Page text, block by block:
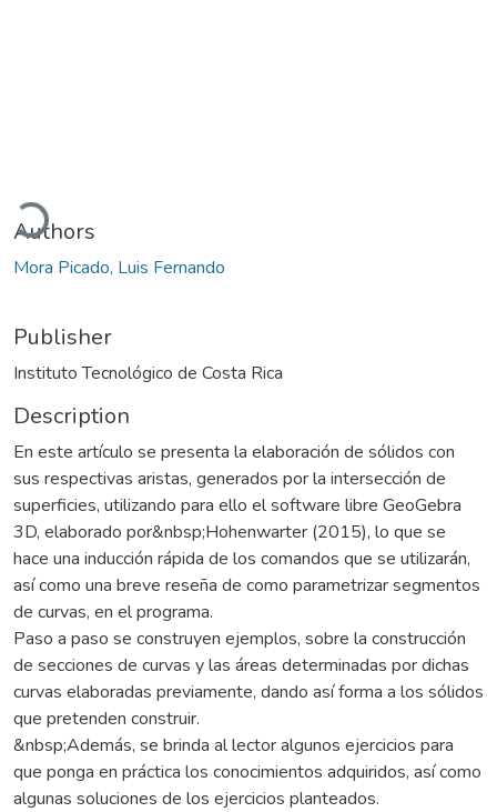
Authors
Mora Picado, Luis Fernando
Publisher
Instituto Tecnológico de Costa Rica
Description
En este artículo se presenta la elaboración de sólidos con
sus respectivas aristas, generados por la intersección de
superficies, utilizando para ello el software libre GeoGebra
3D, elaborado por&nbsp;Hohenwarter (2015), lo que se
hace una inducción rápida de los comandos que se utilizarán,
así como una breve reseña de como parametrizar segmentos
de curvas, en el programa.
Paso a paso se construyen ejemplos, sobre la construcción
de secciones de curvas y las áreas determinadas por dichas
curvas elaboradas previamente, dando así forma a los sólidos
que pretenden construir.
&nbsp;Además, se brinda al lector algunos ejercicios para
que ponga en práctica los conocimientos adquiridos, así como
algunas soluciones de los ejercicios planteados.